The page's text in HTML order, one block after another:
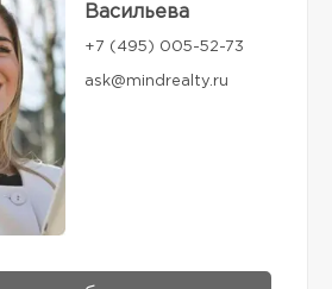
Васильева
+7 (495) 005-52-73
ask@mindrealty.ru